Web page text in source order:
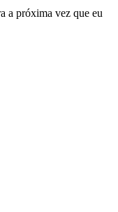
a próxima vez que eu